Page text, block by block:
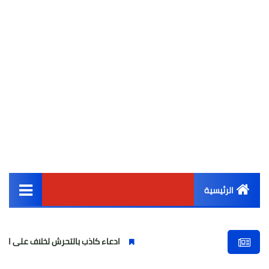
الرئيسية
أخبار مصر
ادعاء كاذب بالتحرش لخلاف على الأجرة